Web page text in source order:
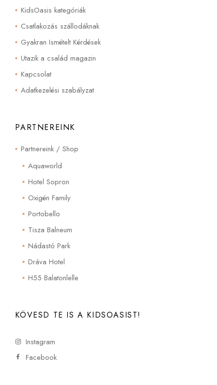
KidsOasis kategóriák
Csatlakozás szállodáknak
Gyakran Ismételt Kérdések
Utazik a család magazin
Kapcsolat
Adatkezelési szabályzat
PARTNEREINK
Partnereink / Shop
Aquaworld
Hotel Sopron
Oxigén Family
Portobello
Tisza Balneum
Nádastó Park
Dráva Hotel
H55 Balatonlelle
KÖVESD TE IS A KIDSOASIST!
Instagram
Facebook